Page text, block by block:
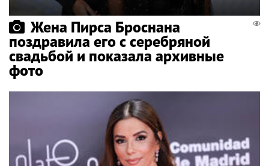
Жена Пирса Броснана
поздравила его с серебряной
свадьбой и показала архивные
фото